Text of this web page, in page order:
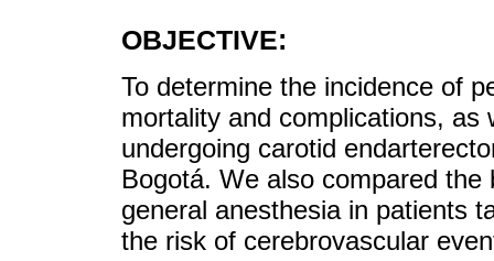
OBJECTIVE:
To determine the incidence of
mortality and complications, as
undergoing carotid
Bogotá. We also compared
general anesthesia in patients
the risk of cerebrovascular